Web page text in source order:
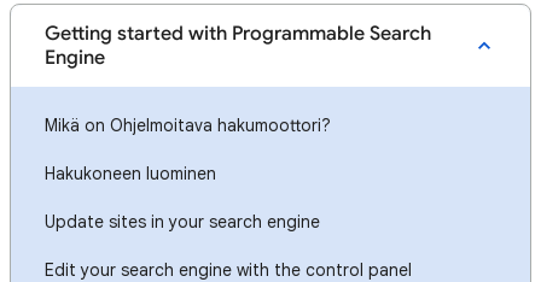
Getting started with Programmable Search
Engine
Mikä on Ohjelmoitava hakumoottori?
Hakukoneen luominen
Update sites in your search engine
Edit your search engine with the control panel